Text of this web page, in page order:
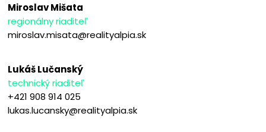
Miroslav Mišata
regionálny riaditeľ
miroslav.misata@realityalpia.sk
Lukáš Lučanský
technický riaditeľ
+421 908 914 025
lukas.lucansky@realityalpia.sk